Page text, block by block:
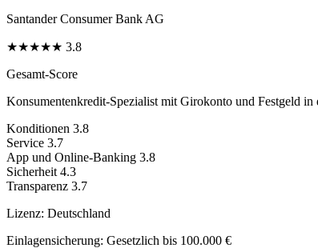
Santander Consumer Bank AG
★★★★★ 3.8
Gesamt-Score
Konsumentenkredit-Spezialist mit Girokonto und Festgeld in
Konditionen 3.8
Service 3.7
App und Online-Banking 3.8
Sicherheit 4.3
Transparenz 3.7
Lizenz: Deutschland
Einlagensicherung: Gesetzlich bis 100.000 €